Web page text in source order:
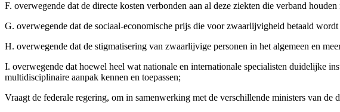
F. overwegende dat de directe kosten verbonden aan al deze ziekten die verband
G. overwegende dat de sociaal-economische prijs die voor zwaarlijvigheid betaald
H. overwegende dat de stigmatisering van zwaarlijvige personen in het algemeen en
I. overwegende dat hoewel heel wat nationale en internationale specialisten duidelijke
multidisciplinaire aanpak kennen en toepassen;
Vraagt de federale regering, om in samenwerking met de verschillende ministers van